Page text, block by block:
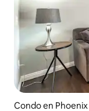
Condo en Phoenix